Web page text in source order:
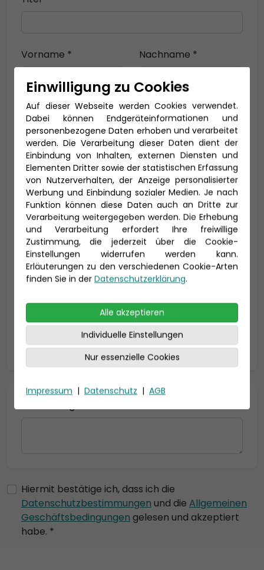
Vorname * Nachname *
E-Mail *
Telefon *
Geburtsdatum
* = Pflichtfelder
Hiermit bestätige ich, dass ich die
Datenschutzbestimmungen und die Allgemeinen
Geschäftsbedingungen gelesen und akzeptiert
habe. *
Einwilligung zu Cookies
Auf dieser Webseite werden Cookies verwendet.
Dabei können Endgeräteinformationen und
personenbezogene Daten erhoben und verarbeitet
werden. Die Verarbeitung dieser Daten dient der
Einbindung von Inhalten, externen Diensten und
Elementen Dritter sowie der statistischen Erfassung
von Nutzerverhalten, der Anzeige personalisierter
Werbung und Einbindung sozialer Medien. Je nach
Funktion können diese Daten auch an Dritte zur
Verarbeitung weitergegeben werden. Die Erhebung
und Verarbeitung erfordert Ihre freiwillige
Zustimmung, die jederzeit über die Cookie-
Einstellungen widerrufen werden kann.
Erläuterungen zu den verschiedenen Cookie-Arten
finden Sie in der Datenschutzerklärung.
Alle akzeptieren
Individuelle Einstellungen
Nur essenzielle Cookies
Impressum | Datenschutz | AGB